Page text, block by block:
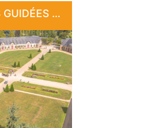
VISITES GUIDÉES AU HARAS NATIONAL